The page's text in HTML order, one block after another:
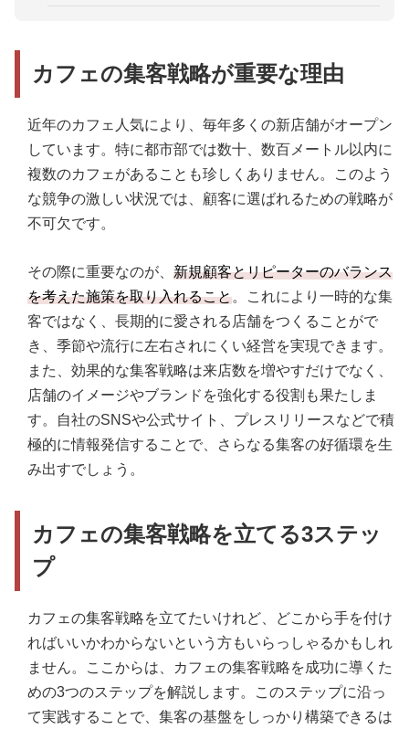
5.コーヒー豆の販売
事例3．カフェにレンタルスペースを開設｜ウッド
事例4．一貫したコンセプトがSNSで注目｜株式会
社musch
事例5．季節に合わせたメニューの提案｜株式会社
ＳＡＮＭＹＡＫＵ
カフェの集客戦略が重要な理由
近年のカフェ人気により、毎年多くの新店舗がオープン
しています。特に都市部では数十、数百メートル以内に
複数のカフェがあることも珍しくありません。このよう
な競争の激しい状況では、顧客に選ばれるための戦略が
不可欠です。
その際に重要なのが、 新規顧客とリピーターのバランス
を考えた施策を取り入れること。これにより一時的な集
客ではなく、長期的に愛される店舗をつくることがで
き、季節や流行に左右されにくい経営を実現できます。
また、効果的な集客戦略は来店数を増やすだけでなく、
店舗のイメージやブランドを強化する役割も果たしま
す。自社のSNSや公式サイト、プレスリリースなどで積
極的に情報発信することで、さらなる集客の好循環を生
み出すでしょう。
カフェの集客戦略を立てる3ステッ
プ
カフェの集客戦略を立てたいけれど、どこから手を付け
ればいいかわからないという方もいらっしゃるかもしれ
ません。ここからは、カフェの集客戦略を成功に導くた
めの3つのステップを解説します。このステップに沿っ
て実践することで、集客の基盤をしっかり構築できるは